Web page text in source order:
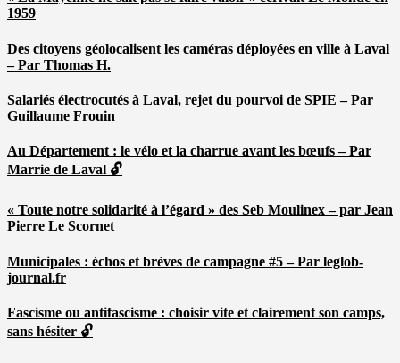
1959
Des citoyens géolocalisent les caméras déployées en ville à Laval
– Par Thomas H.
Salariés électrocutés à Laval, rejet du pourvoi de SPIE – Par
Guillaume Frouin
Au Département : le vélo et la charrue avant les bœufs – Par
Marrie de Laval 🔓
« Toute notre solidarité à l’égard » des Seb Moulinex – par Jean
Pierre Le Scornet
Municipales : échos et brèves de campagne #5 – Par leglob-
journal.fr
Fascisme ou antifascisme : choisir vite et clairement son camps,
sans hésiter 🔓